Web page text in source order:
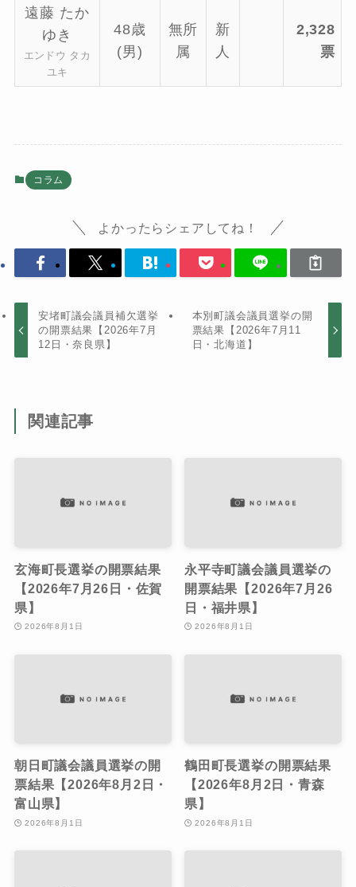
遠藤 たか
ゆき
エンドウ タカ
ユキ
48歳
(男)
無所
属
新
人
2,328
票
コラム
よかったらシェアしてね！
安堵町議会議員補欠選挙
の開票結果【2026年7月
12日・奈良県】
本別町議会議員選挙の開
票結果【2026年7月11
日・北海道】
関連記事
玄海町長選挙の開票結果
【2026年7月26日・佐賀
県】
2026年8月1日
永平寺町議会議員選挙の
開票結果【2026年7月26
日・福井県】
2026年8月1日
朝日町議会議員選挙の開
票結果【2026年8月2日・
富山県】
2026年8月1日
鶴田町長選挙の開票結果
【2026年8月2日・青森
県】
2026年8月1日